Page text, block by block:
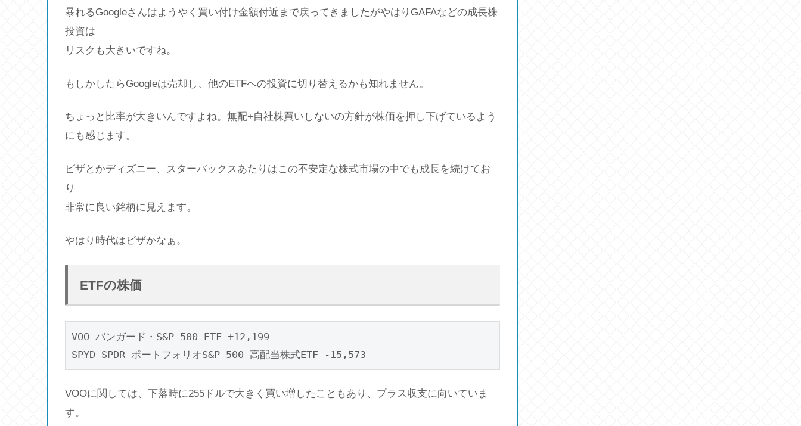
暴れるGoogleさんはようやく買い付け金額付近まで戻ってきましたがやはりGAFAなどの成長株
投資は
リスクも大きいですね。
もしかしたらGoogleは売却し、他のETFへの投資に切り替えるかも知れません。
ちょっと比率が大きいんですよね。無配+自社株買いしないの方針が株価を押し下げているよう
にも感じます。
ビザとかディズニー、スターバックスあたりはこの不安定な株式市場の中でも成長を続けてお
り
非常に良い銘柄に見えます。
やはり時代はビザかなぁ。
ETFの株価
VOO バンガード・S&P 500 ETF +12,199
VOOに関しては、下落時に255ドルで大きく買い増したこともあり、プラス収支に向いていま
す。